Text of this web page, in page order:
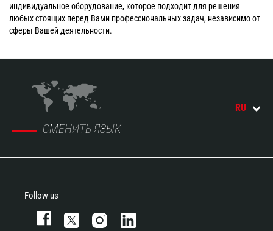
индивидуальное оборудование, которое подходит для решения
любых стоящих перед Вами профессиональных задач, независимо от
сферы Вашей деятельности.
СМЕНИТЬ ЯЗЫК
RU
Follow us